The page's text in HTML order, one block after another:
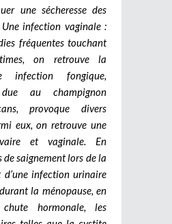
une sécheresse des
Une infection vaginale :
fréquentes touchant
on retrouve la
infection fongique,
due au champignon
provoque divers
eux, on retrouve une
et vaginale. En
de saignement lors de la
d’une infection urinaire
la ménopause, en
hormonale, les